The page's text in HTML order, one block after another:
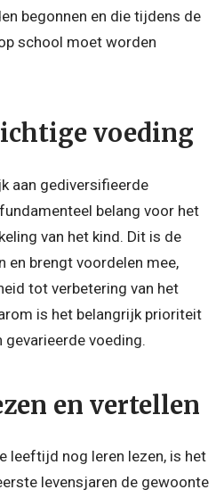
begonnen en die tijdens de
school moet worden
voeding
aan gediversifieerde
belang voor het
van het kind. Dit is de
en brengt voordelen mee,
tot verbetering van het
is het belangrijk prioriteit
gevarieerde voeding.
en vertellen
leeftijd nog leren lezen, is het
levensjaren de gewoonte